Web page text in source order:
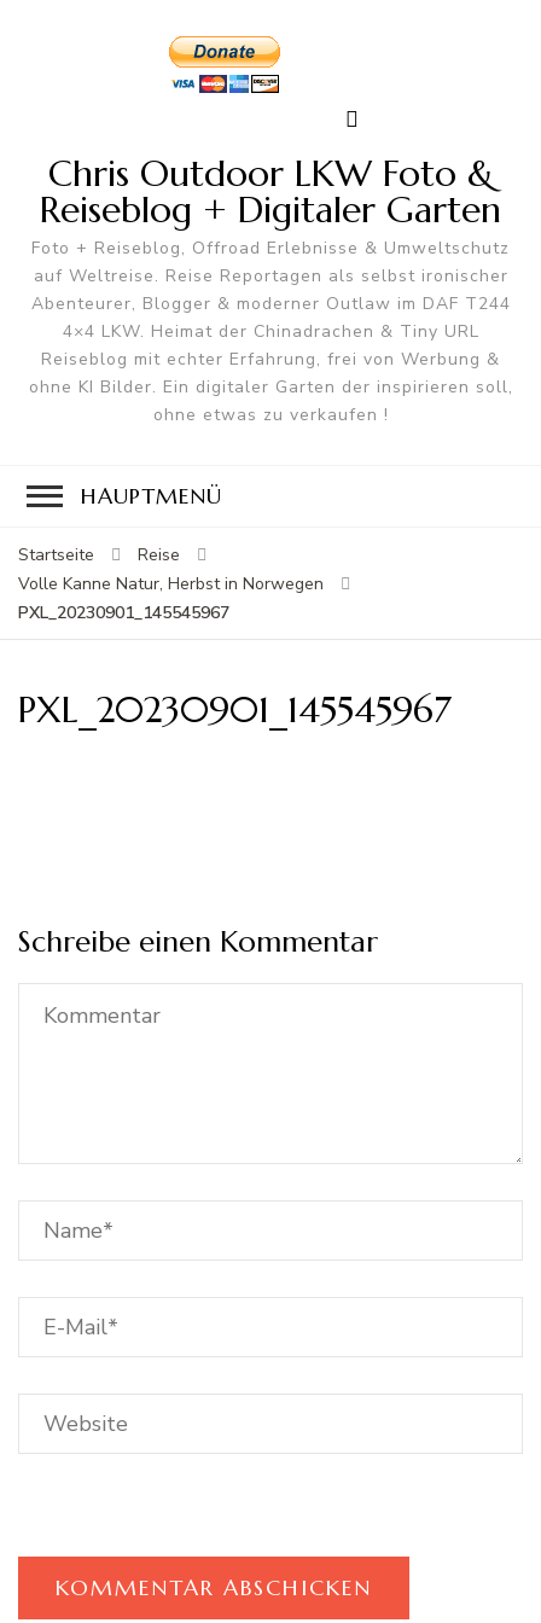
Chris Outdoor LKW Foto &
Reiseblog + Digitaler Garten
Foto + Reiseblog, Offroad Erlebnisse & Umweltschutz
auf Weltreise. Reise Reportagen als selbst ironischer
Abenteurer, Blogger & moderner Outlaw im DAF T244
4×4 LKW. Heimat der Chinadrachen & Tiny URL
Reiseblog mit echter Erfahrung, frei von Werbung &
ohne KI Bilder. Ein digitaler Garten der inspirieren soll,
ohne etwas zu verkaufen !
HAUPTMENÜ
Startseite
Reise
Volle Kanne Natur, Herbst in Norwegen
PXL_20230901_145545967
PXL_20230901_145545967
Schreibe einen Kommentar